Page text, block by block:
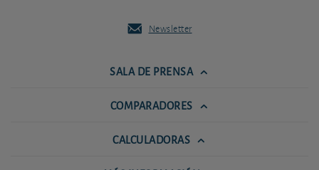
Newsletter
SALA DE PRENSA
COMPARADORES
CALCULADORAS